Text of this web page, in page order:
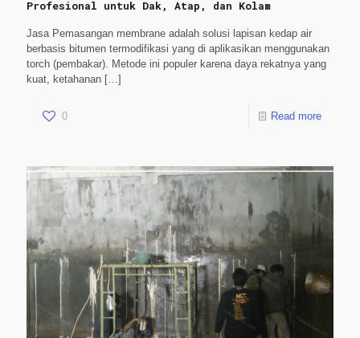
Profesional untuk Dak, Atap, dan Kolam
Jasa Pemasangan membrane adalah solusi lapisan kedap air
berbasis bitumen termodifikasi yang di aplikasikan menggunakan
torch (pembakar). Metode ini populer karena daya rekatnya yang
kuat, ketahanan […]
0 Read more